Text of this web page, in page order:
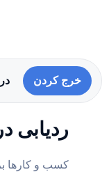
خرج کردن
ردیابی
کسب و کارها